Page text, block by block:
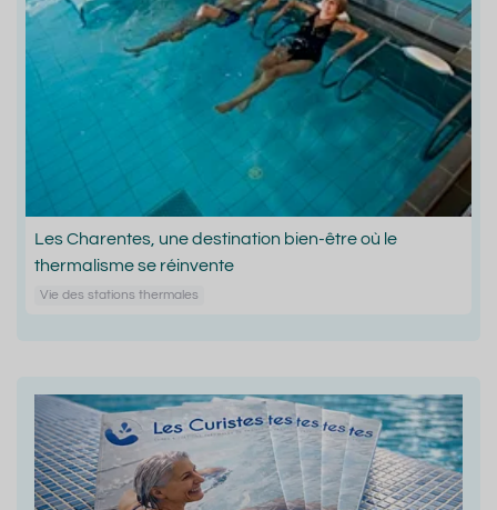
Les Charentes, une destination bien-être où le
thermalisme se réinvente
Vie des stations thermales